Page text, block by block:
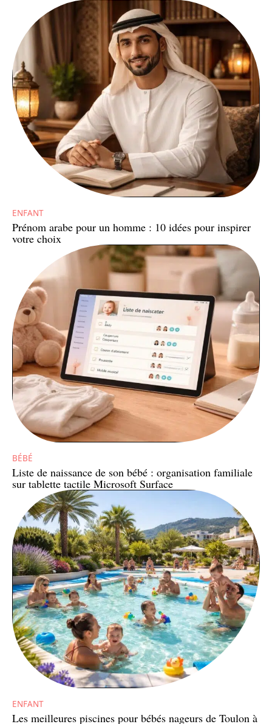
ENFANT
Prénom arabe pour un homme : 10 idées pour inspirer
votre choix
BÉBÉ
Liste de naissance de son bébé : organisation familiale
sur tablette tactile Microsoft Surface
ENFANT
Les meilleures piscines pour bébés nageurs de Toulon à